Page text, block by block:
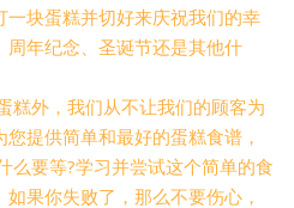
块蛋糕并切好来庆祝我们的幸
年纪念、圣诞节还是其他什
糕外，我们从不让我们的顾客为
提供简单和最好的蛋糕食谱，
么要等?学习并尝试这个简单的食
果你失败了，那么不要伤心，